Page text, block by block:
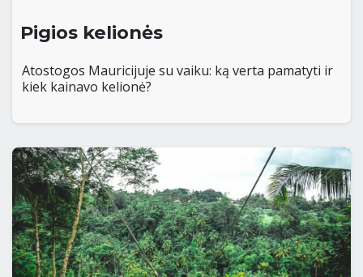
Pigios kelionės
Atostogos Mauricijuje su vaiku: ką verta pamatyti ir
kiek kainavo kelionė?